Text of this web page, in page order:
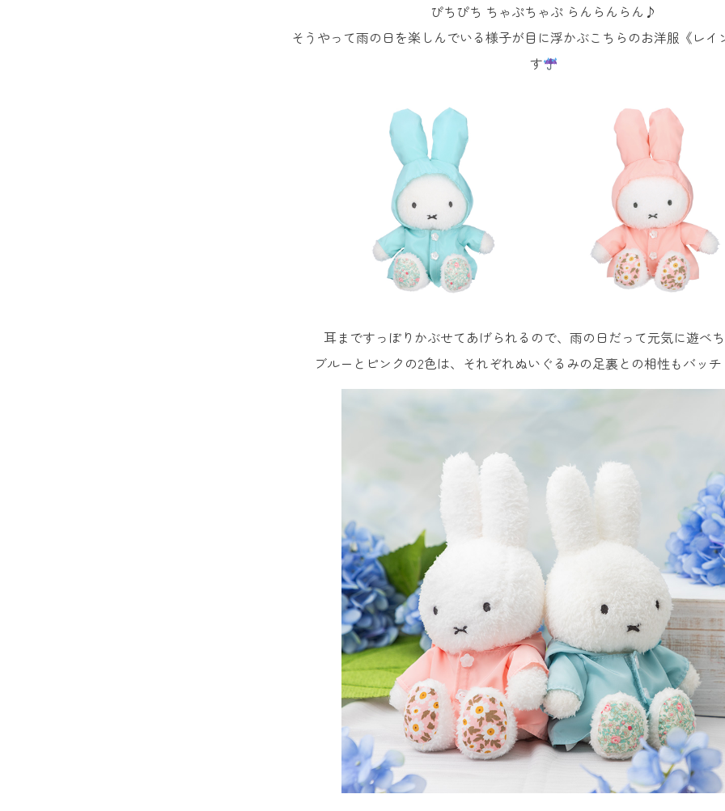
ぴちぴち ちゃぷちゃぷ らんらんらん♪
そうやって雨の日を楽しんでいる様子が目に浮かぶこちらのお洋服《レイ
す
耳まですっぽりかぶせてあげられるので、雨の日だって元気に遊べ
ブルーとピンクの2色は、それぞれぬいぐるみの足裏との相性もバッチ